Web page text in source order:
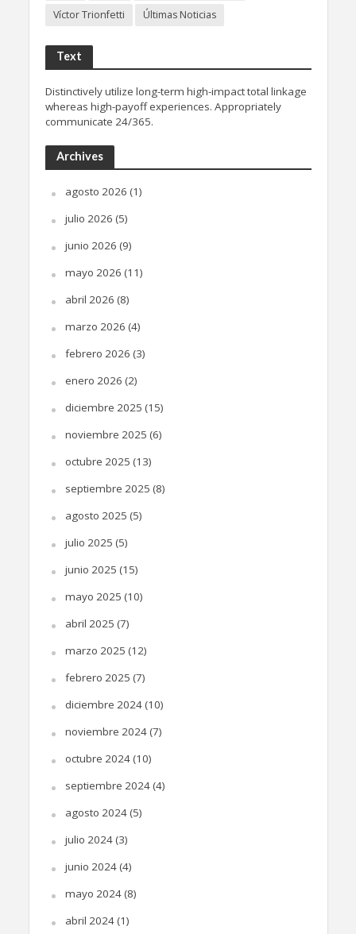
Víctor Trionfetti
Últimas Noticias
Text
Distinctively utilize long-term high-impact total linkage
whereas high-payoff experiences. Appropriately
communicate 24/365.
Archives
agosto 2026 (1)
julio 2026 (5)
junio 2026 (9)
mayo 2026 (11)
abril 2026 (8)
marzo 2026 (4)
febrero 2026 (3)
enero 2026 (2)
diciembre 2025 (15)
noviembre 2025 (6)
octubre 2025 (13)
septiembre 2025 (8)
agosto 2025 (5)
julio 2025 (5)
junio 2025 (15)
mayo 2025 (10)
abril 2025 (7)
marzo 2025 (12)
febrero 2025 (7)
diciembre 2024(10)
noviembre 2024(7)
octubre 2024(10)
septiembre 2024(4)
agosto 2024(5)
julio 2024(3)
junio 2024(4)
mayo 2024(8)
abril 2024(1)